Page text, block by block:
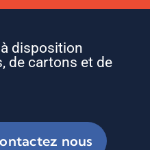
disposition
de cartons et de
nous